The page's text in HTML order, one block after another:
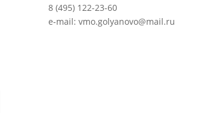
8 (495) 122-23-60
e-mail: vmo.golyanovo@mail.ru